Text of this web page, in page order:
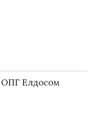
ОПГ Елдосом